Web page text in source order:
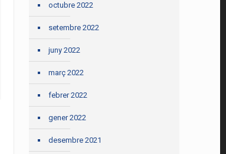
octubre 2022
setembre 2022
juny 2022
març 2022
febrer 2022
gener 2022
desembre 2021